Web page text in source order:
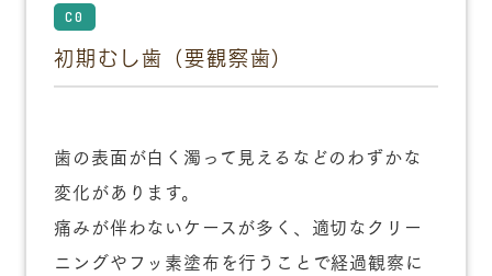
C0
初期むし歯（要観察歯）
歯の表面が白く濁って見えるなどのわずかな
変化があります。
痛みが伴わないケースが多く、適切なクリー
ニングやフッ素塗布を行うことで経過観察に